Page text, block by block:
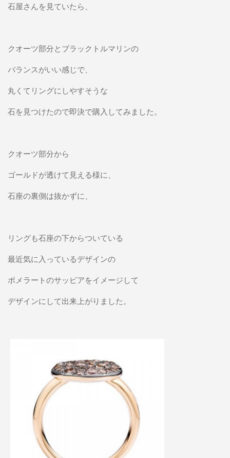
石屋さんを見ていたら、
クオーツ部分とブラックトルマリンの
バランスがいい感じで、
丸くてリングにしやすそうな
石を見つけたので即決で購入してみました。
クオーツ部分から
ゴールドが透けて見える様に、
石座の裏側は抜かずに、
リングも石座の下からついている
最近気に入っているデザインの
ポメラートのサッピアをイメージして
デザインにして出来上がりました。